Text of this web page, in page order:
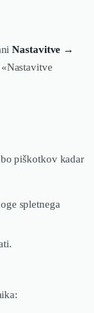
Nastavitve →
piškotkov kadar
spletnega